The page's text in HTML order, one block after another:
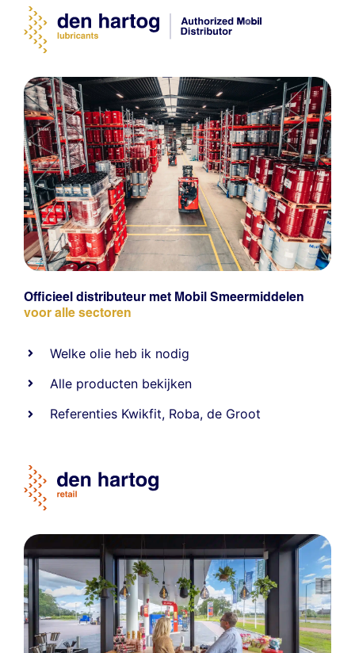
Officieel distributeur met Mobil Smeermiddelen
voor alle sectoren
Welke olie heb ik nodig
Alle producten bekijken
Referenties Kwikfit, Roba,de Groot